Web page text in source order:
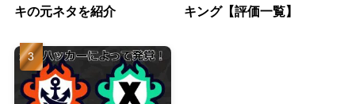
キの元ネタを紹介
キング【評価一覧】